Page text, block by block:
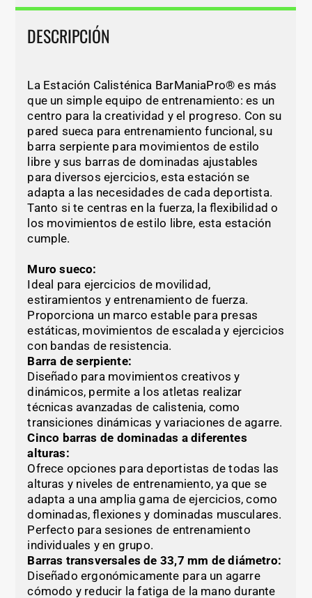
DESCRIPCIÓN
La Estación Calisténica BarManiaPro® es más
que un simple equipo de entrenamiento: es un
centro para la creatividad y el progreso. Con su
pared sueca para entrenamiento funcional, su
barra serpiente para movimientos de estilo
libre y sus barras de dominadas ajustables
para diversos ejercicios, esta estación se
adapta a las necesidades de cada deportista.
Tanto si te centras en la fuerza, la flexibilidad o
los movimientos de estilo libre, esta estación
cumple.
Muro sueco:
Ideal para ejercicios de movilidad,
estiramientos y entrenamiento de fuerza.
Proporciona un marco estable para presas
estáticas, movimientos de escalada y ejercicios
con bandas de resistencia.
Barra de serpiente:
Diseñado para movimientos creativos y
dinámicos, permite a los atletas realizar
técnicas avanzadas de calistenia, como
transiciones dinámicas y variaciones de agarre.
Cinco barras de dominadas a diferentes
alturas:
Ofrece opciones para deportistas de todas las
alturas y niveles de entrenamiento, ya que se
adapta a una amplia gama de ejercicios, como
dominadas, flexiones y dominadas musculares.
Perfecto para sesiones de entrenamiento
individuales y en grupo.
Barras transversales de 33,7 mm de diámetro:
Diseñado ergonómicamente para un agarre
cómodo y reducir la fatiga de la mano durante